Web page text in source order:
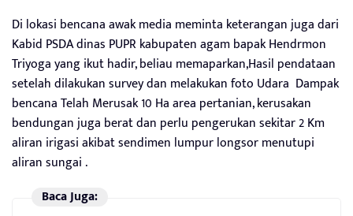
Di lokasi bencana awak media meminta keterangan juga dari
Kabid PSDA dinas PUPR kabupaten agam bapak Hendrmon
Triyoga yang ikut hadir, beliau memaparkan,Hasil pendataan
setelah dilakukan survey dan melakukan foto Udara Dampak
bencana Telah Merusak 10 Ha area pertanian, kerusakan
bendungan juga berat dan perlu pengerukan sekitar 2 Km
aliran irigasi akibat sendimen lumpur longsor menutupi
aliran sungai .
Baca Juga: